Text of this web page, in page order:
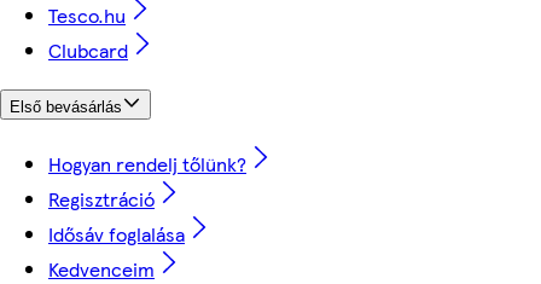
Tesco.hu
Clubcard
Első bevásárlás
Hogyan rendelj tőlünk?
Regisztráció
Idősáv foglalása
Kedvenceim